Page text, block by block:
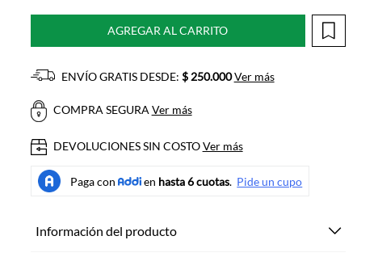
AGREGAR AL CARRITO
ENVÍO GRATIS DESDE: $ 250.000 Ver más
COMPRA SEGURA Ver más
DEVOLUCIONES SIN COSTOVer más
Información del producto